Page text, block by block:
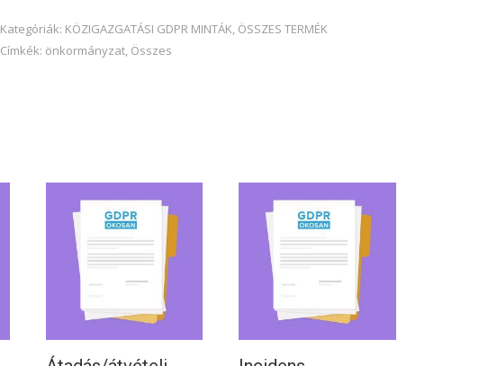
Kategóriák: KÖZIGAZGATÁSI GDPR MINTÁK, ÖSSZES TERMÉK
Címkék: önkormányzat, Összes